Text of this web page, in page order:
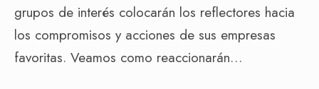
grupos de interés colocarán los reflectores hacia
los compromisos y acciones de sus empresas
favoritas. Veamos como reaccionarán…